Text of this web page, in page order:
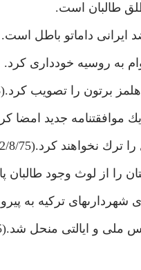
طالبان است.
داماتو باطل است.
به روسيه خوددارى كرد.
برتون را تصويب كرد.(8/8/75)
جديد امضا
نخواهند كرد.(12/8/75)
از لوث وجود طالبان پاك
شهردارىهاى تركيه به
و ايالتى منحل شد.(15/8/75)